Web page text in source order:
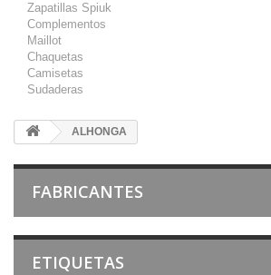
Zapatillas Spiuk
Complementos
Maillot
Chaquetas
Camisetas
Sudaderas
ALHONGA
FABRICANTES
ETIQUETAS